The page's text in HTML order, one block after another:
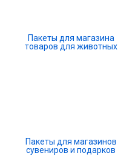
Пакеты для магазина
товаров для животных
Пакеты для магазинов
сувениров и подарков